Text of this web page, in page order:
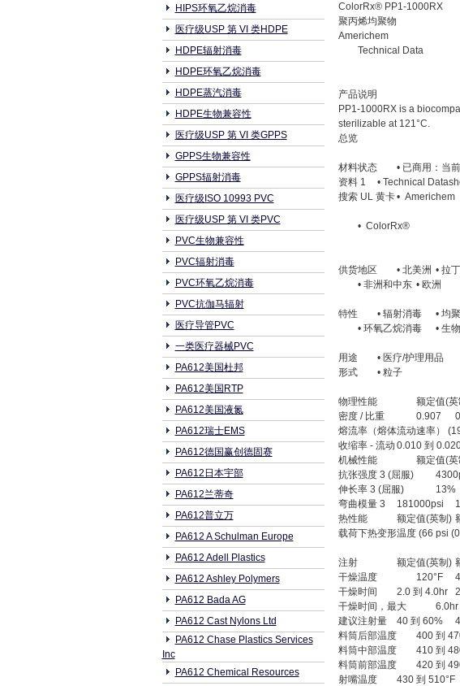
HIPS环氧乙烷消毒
医疗级USP 第 VI 类HDPE
HDPE辐射消毒
HDPE环氧乙烷消毒
HDPE蒸汽消毒
HDPE生物兼容性
医疗级USP 第 VI 类GPPS
GPPS生物兼容性
GPPS辐射消毒
医疗级ISO 10993 PVC
医疗级USP 第 VI 类PVC
PVC生物兼容性
PVC辐射消毒
PVC环氧乙烷消毒
PVC抗伽马辐射
医疗导管PVC
一类医疗器械PVC
PA612美国杜邦
PA612美国RTP
PA612美国液氮
PA612瑞士EMS
PA612德国赢创德固赛
PA612日本宇部
PA612兰蒂奇
PA612普立万
PA612 A Schulman Europe
PA612 Adell Plastics
PA612 Ashley Polymers
PA612 Bada AG
PA612 Cast Nylons Ltd
PA612 Chase Plastics Services
Inc
PA612 Chemical Resources
ColorRx® PP1-1000RX
聚丙烯均聚物
Americhem
Technical Data
产品说明
PP1-1000RX is a
sterilizable at 121°C.
总览
材料状态
• 已商用：当
资料 1
• Technical
搜索 UL 黄卡• Americhem
• ColorRx®
供货地区 • 北美洲 • 拉
• 非洲和中东 • 欧洲
特性 • 辐射消毒 • 均
• 环氧乙烷消毒
• 生
用途
• 医疗/护理用品
形式
• 粒子
物理性能 额定值(
密度 / 比重
0.907
熔流率（熔体流动速率）
收缩率 - 流动 0.010 到
机械性能
额定值(
抗张强度 3 (屈服)
伸长率 3 (屈服)
13%
弯曲模量 3
181000psi
热性能
额定值(英制)
载荷下热变形温度 (66 psi
注射 额定值(英制)
干燥温度
120°F
干燥时间
2.0 到 4.0hr
干燥时间，最大
6.0hr
建议注射量
40 到 60%
料筒后部温度
400 到
料筒中部温度
410 到
料筒前部温度
420 到
射嘴温度
430 到 510°F